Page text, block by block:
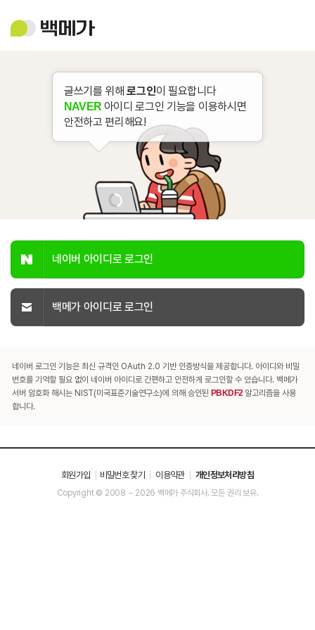
백
메
글쓰기를 위해로그인이 필요합니다
NAVER 아이디 로그인 기능을 이용하시면
안전하고 편리해요!
네이버 아이디로 로그인
백메가 아이디로 로그인
네이버 로그인 기능은 최신 규격인 OAuth 2.0 기반 인증방식을 제공합니다. 아이디와 비밀
번호를 기억할 필요 없이 네이버 아이디로 간편하고 안전하게 로그인할 수 있습니다. 백메가
서버 암호화 해시는 NIST(미국표준기술연구소)에 의해 승인된 PBKDF2알고리즘을 사용
합니다.
회원가입 비밀번호 찾기 이용약관 개인정보처리방침
Copyright © 2008 ~ 2026 백메가 주식회사. 모든 권리 보유.